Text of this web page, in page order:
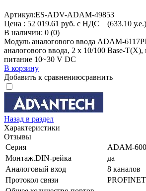
Артикул:ES-ADV-ADAM-49853
Цена : 52 019.61 руб. с НДС (633.10 у.е.)
В наличии: 0 (0)
Модуль аналогового ввода ADAM-
аналогового ввода, 2 x 10/100 Base-
питание 10~30 V DC
В корзину
Добавить к сравнениюсравнить
Назад в раздел
Характеристики
Отзывы
Серия
ADAM-
Монтаж.DIN-рейка
да
Аналоговый вход
8 каналов
Протокол связи
PROFINET